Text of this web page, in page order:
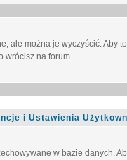
ale można je wyczyścić. Aby
wrócisz na forum
i Ustawienia
w bazie danych.